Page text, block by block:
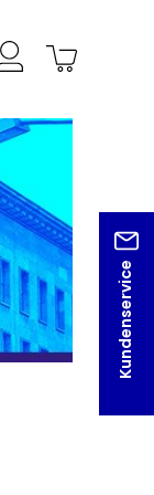
Kundenservice